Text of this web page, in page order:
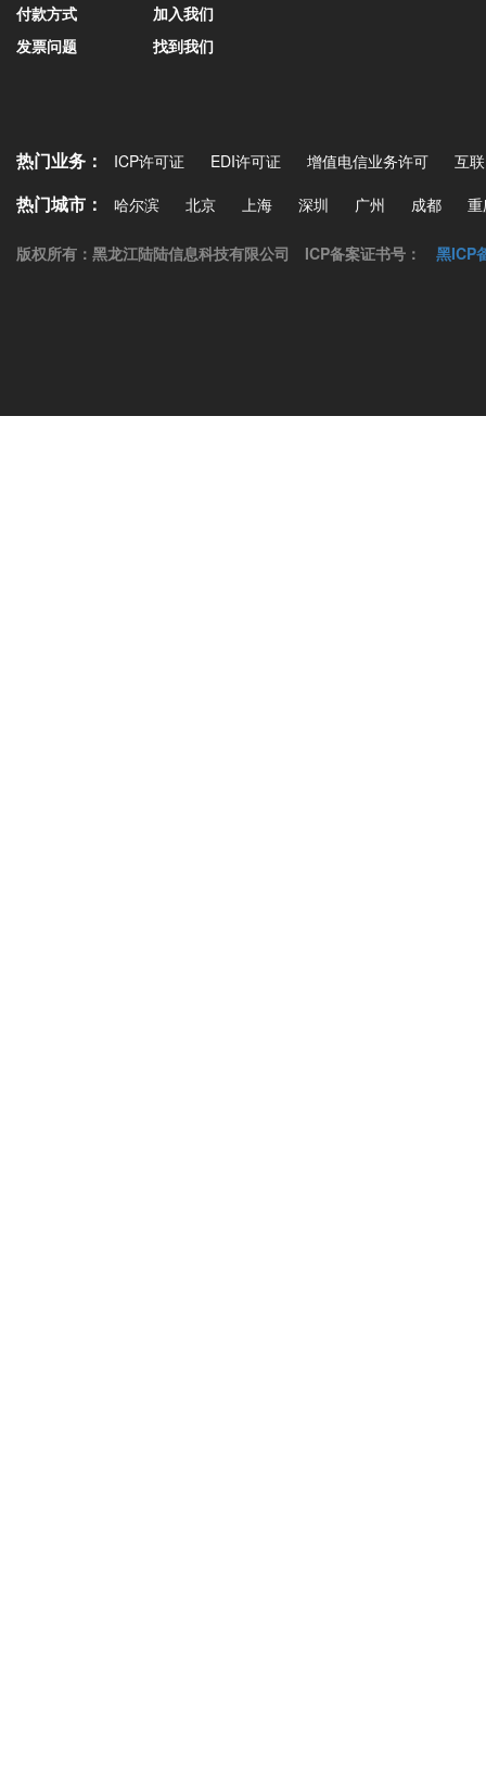
付款方式
发票问题
加入我们
找到我们
热门业务： ICP许可证 EDI许可证 增值电信业务许可 互
热门城市： 哈尔滨 北京 上海 深圳 广州 成都
版权所有：黑龙江陆陆信息科技有限公司 ICP备案证书号： 黑ICP